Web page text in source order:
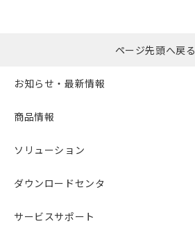
ページ先頭へ戻る
お知らせ・最新情報
商品情報
ソリューション
ダウンロードセンタ
サービスサポート